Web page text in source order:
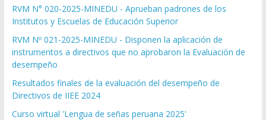
RVM N° 020-2025-MINEDU - Aprueban padrones de los
Institutos y Escuelas de Educación Superior
RVM Nº 021-2025-MINEDU - Disponen la aplicación de
instrumentos a directivos que no aprobaron la Evaluación de
desempeño
Resultados finales de la evaluación del desempeño de
Directivos de IIEE 2024
Curso virtual 'Lengua de señas peruana 2025'